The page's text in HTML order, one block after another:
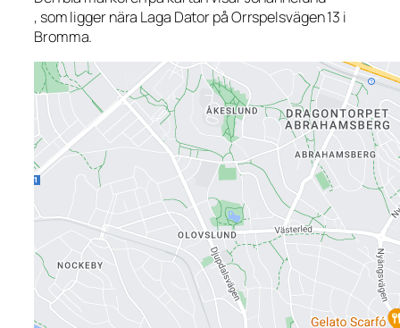
, som ligger nära Laga Dator på Orrspelsvägen 13 i
Bromma.